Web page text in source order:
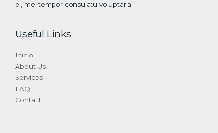
ei, mel tempor consulatu voluptaria.
Useful Links
Inicio
About Us
Services
FAQ
Contact